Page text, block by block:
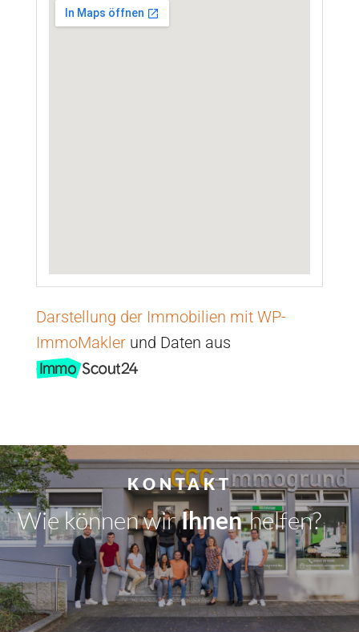
Darstellung der Immobilien mit WP-
ImmoMaklerund Daten aus
KONTAKT
Wie können wirDir|helfen?